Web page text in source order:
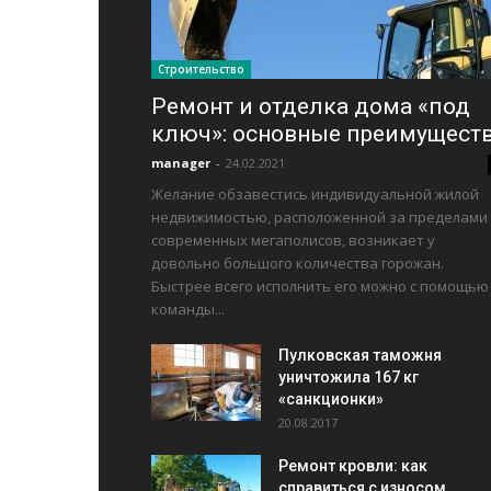
Строительство
Ремонт и отделка дома «под
ключ»: основные
manager - 24.02.2021
Желание обзавестись индивидуальной жилой
недвижимостью, расположенной за пределами
современных мегаполисов, возникает у
довольно большого количества горожан.
Быстрее всего исполнить его можно с помощью
команды...
Пулковская таможня
уничтожила 167 кг
«санкционки»
20.08.2017
Ремонт кровли: как